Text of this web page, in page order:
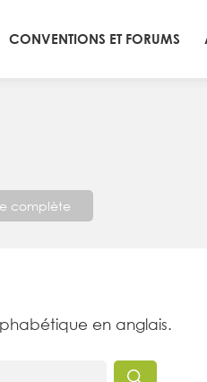
CONVENTIONS ET FORUMS
complète
en anglais.